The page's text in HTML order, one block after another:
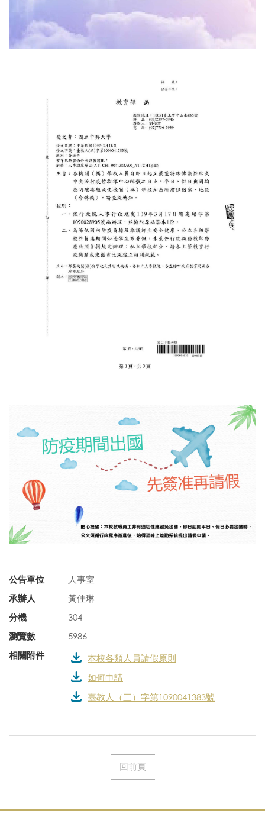
公告單位
人事室
承辦人
黃佳琳
分機
304
瀏覽數
5986
相關附件
本校各類人員請假原則
如何申請
臺教人（三）字第1090041383號
回前頁